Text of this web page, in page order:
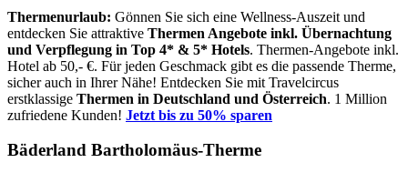
Thermenurlaub: Gönnen Sie sich eine Wellness-Auszeit und
entdecken Sie attraktive Thermen Angebote inkl. Übernachtung
und Verpflegung in Top 4* & 5* Hotels. Thermen-Angebote inkl.
Hotel ab 50,- €. Für jeden Geschmack gibt es die passende Therme,
sicher auch in Ihrer Nähe! Entdecken Sie mit Travelcircus
erstklassige Thermen in Deutschland und Österreich. 1 Million
zufriedene Kunden! Jetzt bis zu 50% sparen
Bäderland Bartholomäus-Therme